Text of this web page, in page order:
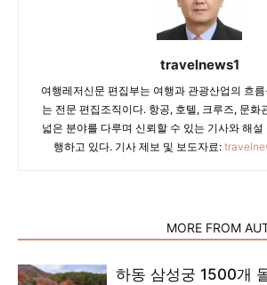
travelnews1
여행레저신문 편집부는 여행과 관광산업의 흐
는 전문 편집조직이다. 항공, 호텔, 크루즈, 문화
넓은 분야를 다루며 신뢰할 수 있는 기사와 해
행하고 있다. 기사 제보 및 보도자료:
MORE FROM
하동 삼성궁 1500개